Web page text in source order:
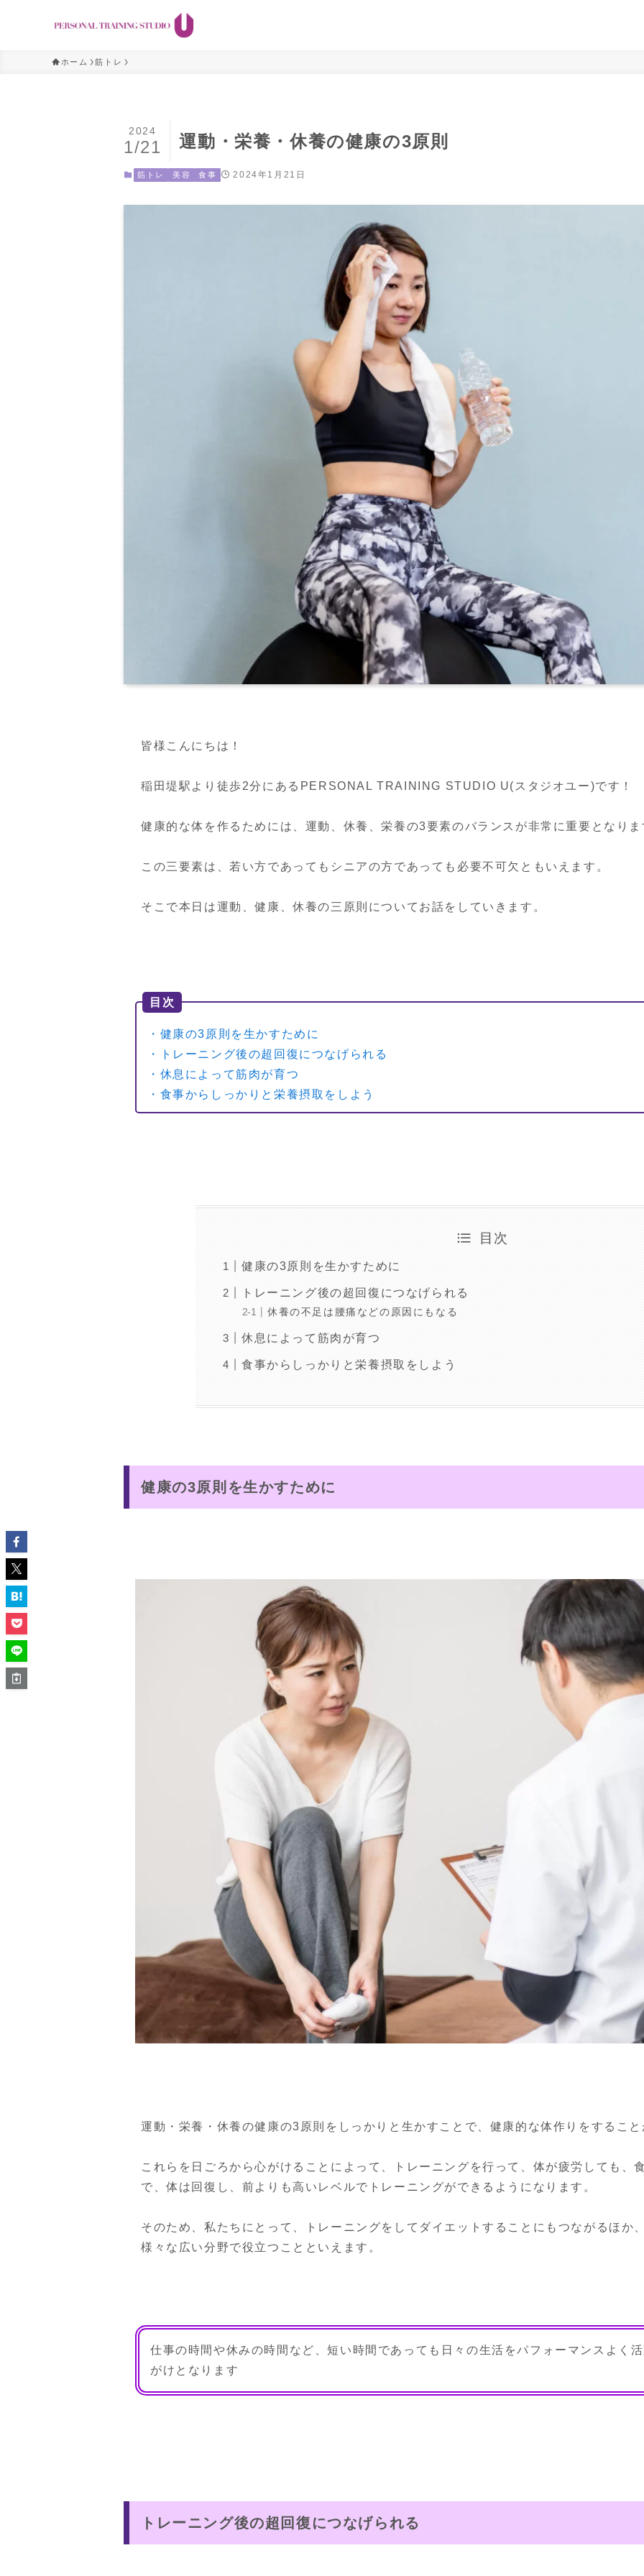
ホーム 筋トレ
運動・栄養・休養の健康の3原則
2024
1/21
筋トレ 美容 食事 2024年1月21日
皆様こんにちは！
稲田堤駅より徒歩2分にあるPERSONAL TRAINING STUDIO U(スタジオユー)です！
健康的な体を作るためには、運動、休養、栄養の3要素のバランスが非常に重要となり
この三要素は、若い方であってもシニアの方であっても必要不可欠ともいえます。
そこで本日は運動、健康、休養の三原則についてお話をしていきます。
目次
・健康の3原則を生かすために
・トレーニング後の超回復につなげられる
・休息によって筋肉が育つ
・食事からしっかりと栄養摂取をしよう
目次
健康の3原則を生かすために
トレーニング後の超回復につなげられる
休養の不足は腰痛などの原因にもなる
休息によって筋肉が育つ
食事からしっかりと栄養摂取をしよう
健康の3原則を生かすために
運動・栄養・休養の健康の3原則をしっかりと生かすことで、健康的な体作りをするこ
これらを日ごろから心がけることによって、トレーニングを行って、体が疲労しても、
で、体は回復し、前よりも高いレベルでトレーニングができるようになります。
そのため、私たちにとって、トレーニングをしてダイエットすることにもつながるほか
様々な広い分野で役立つことといえます。
仕事の時間や休みの時間など、短い時間であっても日々の生活をパフォーマンスよく
がけとなります
トレーニング後の超回復につなげられる